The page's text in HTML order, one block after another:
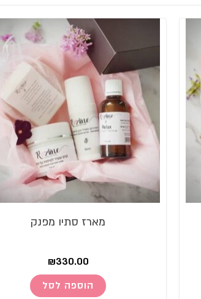
מארז סתיו מפנק
₪330.00
הוספה לסל